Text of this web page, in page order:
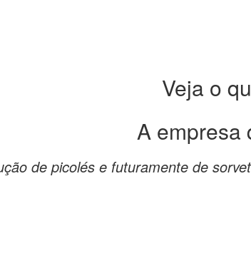
Veja o
A empresa
de picolés e futuramente de